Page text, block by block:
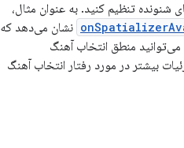
شنونده تنظیم کنید. به عنوان مثال،
نشان می‌دهد که
منطق انتخاب آهنگ
بیشتر در مورد رفتار انتخاب آهنگ